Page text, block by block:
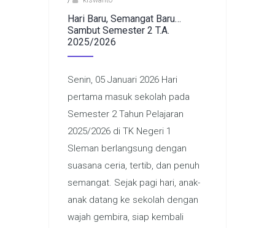
Hari Baru, Semangat Baru…
Sambut Semester 2 T.A.
2025/2026
Senin, 05 Januari 2026 Hari
pertama masuk sekolah pada
Semester 2 Tahun Pelajaran
2025/2026 di TK Negeri 1
Sleman berlangsung dengan
suasana ceria, tertib, dan penuh
semangat. Sejak pagi hari, anak-
anak datang ke sekolah dengan
wajah gembira, siap kembali